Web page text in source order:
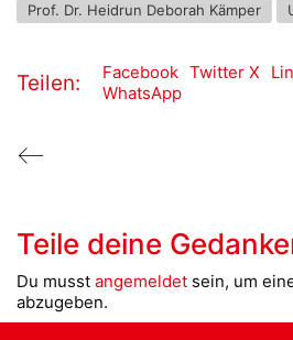
Prof. Dr. Heidrun Deborah Kämper
Teilen: Facebook Twitter X
WhatsApp
Teile deine
Du musst angemeldet sein, um
abzugeben.